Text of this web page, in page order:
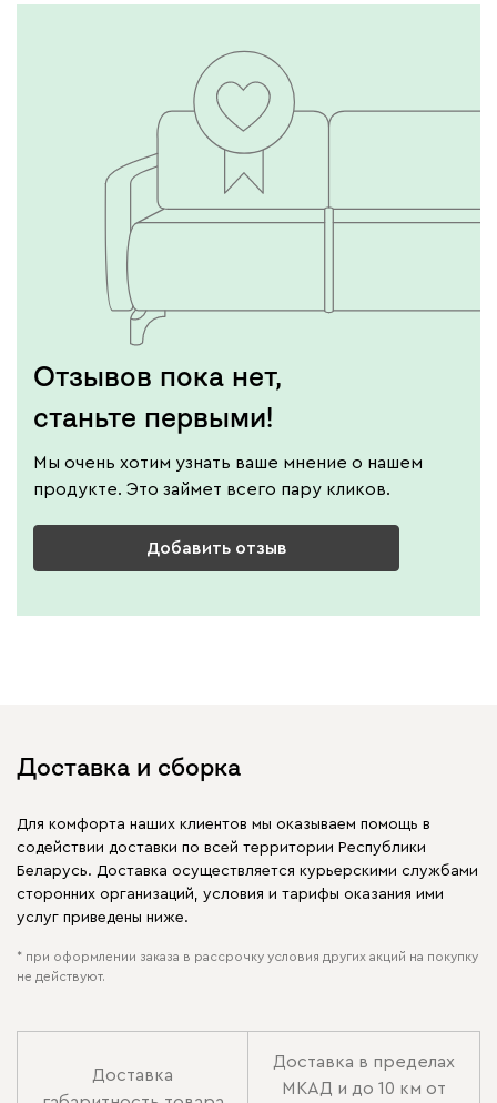
Отзывов пока нет,
станьте первыми!
Мы очень хотим узнать ваше мнение о нашем
продукте. Это займет всего пару кликов.
Добавить отзыв
Доставка и сборка
Для комфорта наших клиентов мы оказываем помощь в
содействии доставки по всей территории Республики
Беларусь. Доставка осуществляется курьерскими службами
сторонних организаций, условия и тарифы оказания ими
услуг приведены ниже.
* при оформлении заказа в рассрочку условия других акций на покупку
не действуют.
Доставка
Доставка в пределах
МКАД и до 10 км от